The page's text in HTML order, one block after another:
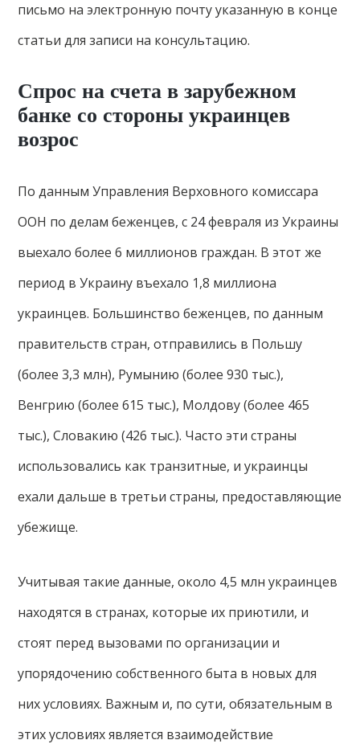
письмо на электронную почту указанную в конце
статьи для записи на консультацию.
Спрос на счета в зарубежном
банке со стороны украинцев
возрос
По данным Управления Верховного комиссара
ООН по делам беженцев, с 24 февраля из Украины
выехало более 6 миллионов граждан. В этот же
период в Украину въехало 1,8 миллиона
украинцев. Большинство беженцев, по данным
правительств стран, отправились в Польшу
(более 3,3 млн), Румынию (более 930 тыс.),
Венгрию (более 615 тыс.), Молдову (более 465
тыс.), Словакию (426 тыс.). Часто эти страны
использовались как транзитные, и украинцы
ехали дальше в третьи страны, предоставляющие
убежище.
Учитывая такие данные, около 4,5 млн украинцев
находятся в странах, которые их приютили, и
стоят перед вызовами по организации и
упорядочению собственного быта в новых для
них условиях. Важным и, по сути, обязательным в
этих условиях является взаимодействие